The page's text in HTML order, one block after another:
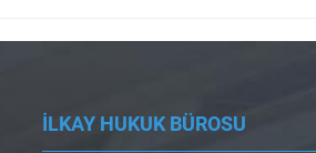
İLKAY HUKUK BÜROSU